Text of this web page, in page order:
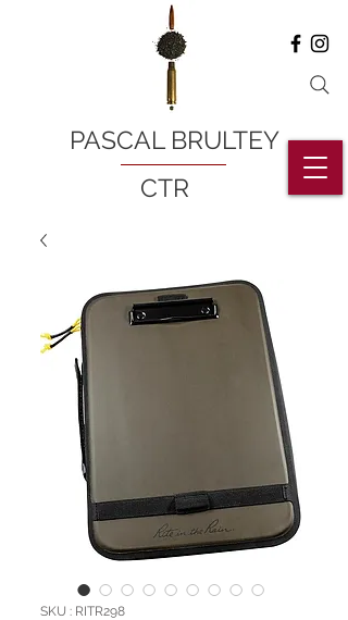
PASCAL BRULTEY
CTR
SKU : RITR298